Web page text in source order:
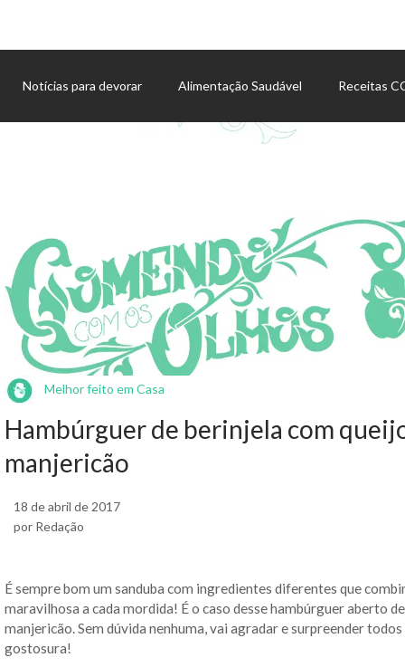
Notícias para devorar Alimentação Saudável Receitas
Melhor feito em Casa
Hambúrguer de berinjela com
manjericão
18 de abril de 2017
por Redação
É sempre bom um sanduba com ingredientes diferentes que
maravilhosa a cada mordida! É o caso desse hambúrguer aberto
manjericão. Sem dúvida nenhuma, vai agradar e surpreender
gostosura!